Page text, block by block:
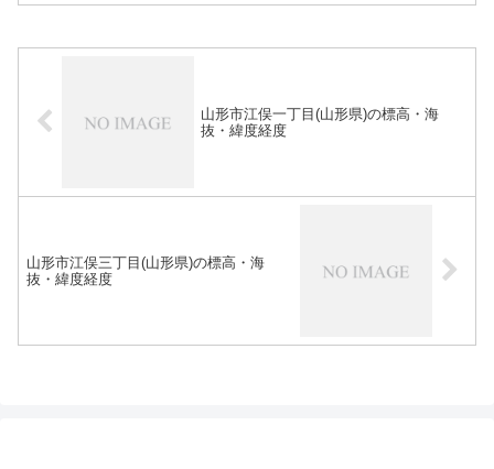
山形市江俣一丁目(山形県)の標高・海
抜・緯度経度
山形市江俣三丁目(山形県)の標高・海
抜・緯度経度